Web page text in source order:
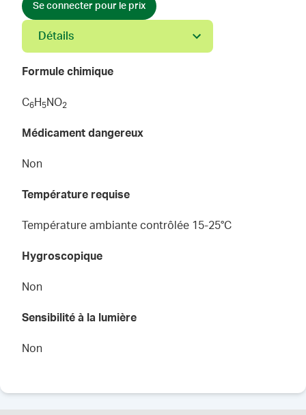
Se connecter pour le prix
Détails
Formule chimique
C6H 5NO2
Médicament dangereux
Non
Température requise
Température ambiante contrôlée 15-25°C
Hygroscopique
Non
Sensibilité à la lumière
Non